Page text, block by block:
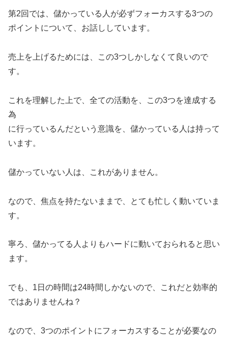
第2回では、儲かっている人が必ずフォーカスする3つの
ポイントについて、お話ししています。
売上を上げるためには、この3つしかしなくて良いので
す。
これを理解した上で、全ての活動を、この3つを達成する
為
に行っているんだという意識を、儲かっている人は持って
います。
儲かっていない人は、これがありません。
なので、焦点を持たないままで、とても忙しく動いていま
す。
寧ろ、儲かってる人よりもハードに動いておられると思い
ます。
でも、1日の時間は24時間しかないので、これだと効率的
ではありませんね？
なので、3つのポイントにフォーカスすることが必要なの